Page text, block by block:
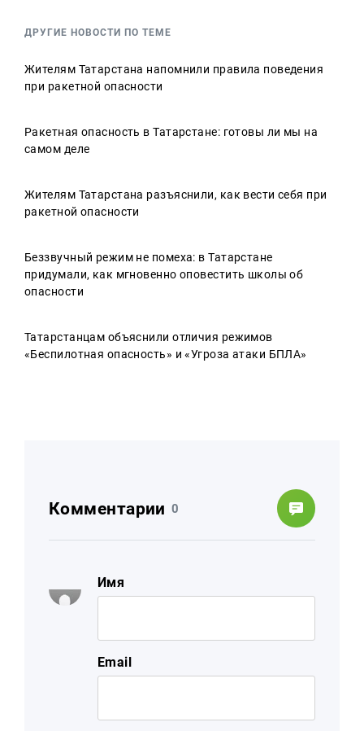
ДРУГИЕ НОВОСТИ ПО ТЕМЕ
Жителям Татарстана напомнили правила поведения
при ракетной опасности
Ракетная опасность в Татарстане: готовы ли мы на
самом деле
Жителям Татарстана разъяснили, как вести себя при
ракетной опасности
Беззвучный режим не помеха: в Татарстане
придумали, как мгновенно оповестить школы об
опасности
Татарстанцам объяснили отличия режимов
«Беспилотная опасность» и «Угроза атаки БПЛА»
Комментарии 0
Имя
Email